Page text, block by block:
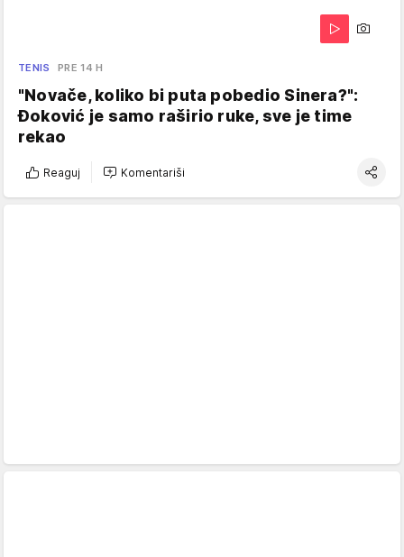
TENIS PRE 14 H
"Novače, koliko bi puta pobedio Sinera?":
Đoković je samo raširio ruke, sve je time
rekao
Reaguj Komentariši